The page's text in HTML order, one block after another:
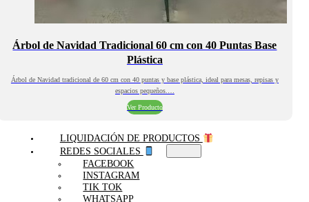
Árbol de Navidad Tradicional 60 cm con 40 Puntas Base
Plástica
Árbol de Navidad tradicional de 60 cm con 40 puntas y base plástica, ideal para mesas, repisas y
espacios pequeños.…
Ver Producto
LIQUIDACIÓN DE PRODUCTOS
REDES SOCIALES
FACEBOOK
INSTAGRAM
TIK TOK
WHATSAPP